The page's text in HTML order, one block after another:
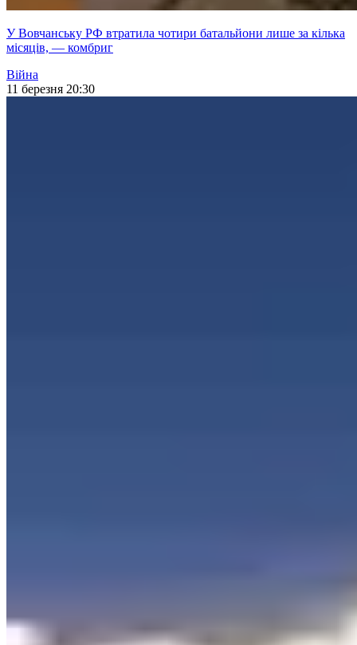
У Вовчанську РФ втратила чотири батальйони лише за кілька
місяців, — комбриг
Війна
11 березня 20:30